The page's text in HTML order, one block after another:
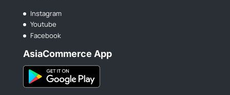
Instagram
Youtube
Facebook
AsiaCommerce App